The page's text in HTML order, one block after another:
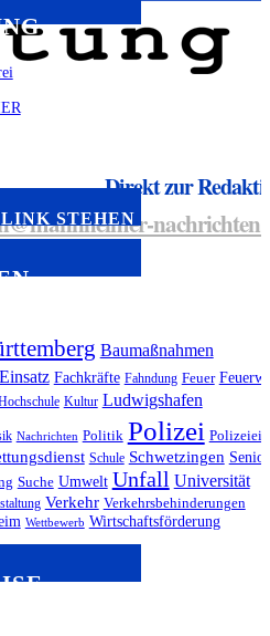
Direkt zur
STEHEN
Baumaßnahmen
Einsatz Fachkräfte Fahndung Feuer
Kultur Ludwigshafen
Nachrichten Politik Polizei
Schule Schwetzingen
Suche Umwelt Unfall Universität
Verkehr Verkehrsbehinderungen
Wettbewerb Wirtschaftsförderung